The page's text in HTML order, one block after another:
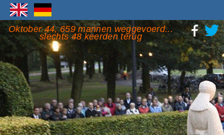
Oktober 44, 659 mannen weggevoerd...
slechts 48 keerden terug